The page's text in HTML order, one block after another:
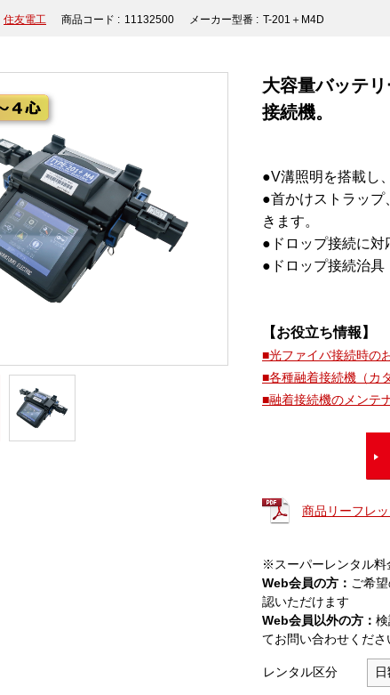
住友電工 商品コード : 11132500 メーカー型番 : T-201＋M4D
大容量バッテ
接続機。
●V溝照明を搭載し
●首かけストラップ
きます。
●ドロップ接続に対
●ドロップ接続治具
【お役立ち情報】
■光ファイバ接続時の
■各種融着接続機（カ
■融着接続機のメンテ
商品リーフレッ
※スーパーレンタル料
Web会員の方： ご希
認いただけます
Web会員以外の方：
てお問い合わせくださ
レンタル区分